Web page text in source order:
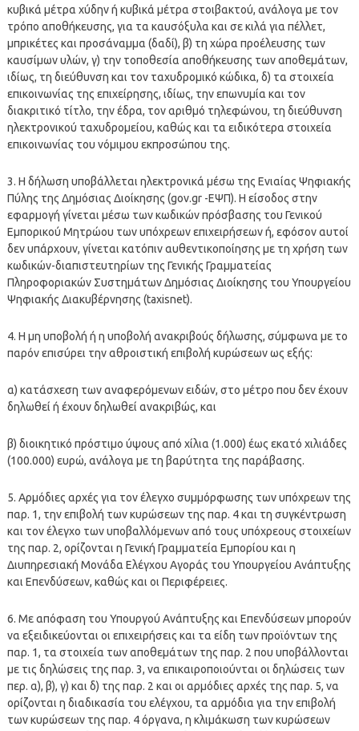
κυβικά μέτρα χύδην ή κυβικά μέτρα στοιβακτού, ανάλογα με τον
τρόπο αποθήκευσης, για τα καυσόξυλα και σε κιλά για πέλλετ,
μπρικέτες και προσάναμμα (δαδί), β) τη χώρα προέλευσης των
καυσίμων υλών, γ) την τοποθεσία αποθήκευσης των αποθεμάτων,
ιδίως, τη διεύθυνση και τον ταχυδρομικό κώδικα, δ) τα στοιχεία
επικοινωνίας της επιχείρησης, ιδίως, την επωνυμία και τον
διακριτικό τίτλο, την έδρα, τον αριθμό τηλεφώνου, τη διεύθυνση
ηλεκτρονικού ταχυδρομείου, καθώς και τα ειδικότερα στοιχεία
επικοινωνίας του νόμιμου εκπροσώπου της.
3. Η δήλωση υποβάλλεται ηλεκτρονικά μέσω της Ενιαίας Ψηφιακής
Πύλης της Δημόσιας Διοίκησης (gov.gr -ΕΨΠ). Η είσοδος στην
εφαρμογή γίνεται μέσω των κωδικών πρόσβασης του Γενικού
Εμπορικού Μητρώου των υπόχρεων επιχειρήσεων ή, εφόσον αυτοί
δεν υπάρχουν, γίνεται κατόπιν αυθεντικοποίησης με τη χρήση των
κωδικών-διαπιστευτηρίων της Γενικής Γραμματείας
Πληροφοριακών Συστημάτων Δημόσιας Διοίκησης του Υπουργείου
Ψηφιακής Διακυβέρνησης (taxisnet).
4. Η μη υποβολή ή η υποβολή ανακριβούς δήλωσης, σύμφωνα με το
παρόν επισύρει την αθροιστική επιβολή κυρώσεων ως εξής:
α) κατάσχεση των αναφερόμενων ειδών, στο μέτρο που δεν έχουν
δηλωθεί ή έχουν δηλωθεί ανακριβώς, και
β) διοικητικό πρόστιμο ύψους από χίλια (1.000) έως εκατό χιλιάδες
(100.000) ευρώ, ανάλογα με τη βαρύτητα της παράβασης.
5. Αρμόδιες αρχές για τον έλεγχο συμμόρφωσης των υπόχρεων της
παρ. 1, την επιβολή των κυρώσεων της παρ. 4 και τη συγκέντρωση
και τον έλεγχο των υποβαλλόμενων από τους υπόχρεους στοιχείων
της παρ. 2, ορίζονται η Γενική Γραμματεία Εμπορίου και η
Διυπηρεσιακή Μονάδα Ελέγχου Αγοράς του Υπουργείου Ανάπτυξης
και Επενδύσεων, καθώς και οι Περιφέρειες.
6. Με απόφαση του Υπουργού Ανάπτυξης και Επενδύσεων μπορούν
να εξειδικεύονται οι επιχειρήσεις και τα είδη των προϊόντων της
παρ. 1, τα στοιχεία των αποθεμάτων της παρ. 2 που υποβάλλονται
με τις δηλώσεις της παρ. 3, να επικαιροποιούνται οι δηλώσεις των
περ. α), β), γ) και δ) της παρ. 2 και οι αρμόδιες αρχές της παρ. 5, να
ορίζονται η διαδικασία του ελέγχου, τα αρμόδια για την επιβολή
των κυρώσεων της παρ. 4 όργανα, η κλιμάκωση των κυρώσεων